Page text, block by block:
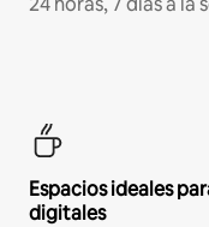
Espacios ideales
digitales